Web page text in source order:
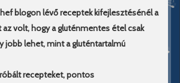
blogon lévő receptek kifejlesztésénél a
volt, hogy a gluténmentes étel csak
jobb lehet, mint a gluténtartalmú
recepteket, pontos